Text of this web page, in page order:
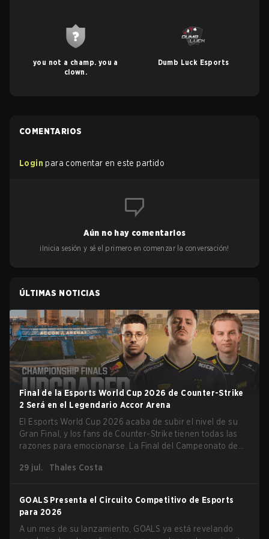
you not a champ. you a
clown.
Dumb Luck Esports
COMENTARIOS
Login para comentar en este partido
Aún no hay comentarios
¡Inicia sesión y sé el primero en comenzar la conversación!
ÚLTIMAS NOTICIAS
Final de la Esports World Cup 2026 de Counter-Strike
2 Será en el Legendario Accor Arena
El Esports World Cup 2026 acaba de subir el nivel de su
Gran Final, y los fans de Counter-Strike tienen todas las
razones para emocionarse. La Final del Campeonato de
histórico Accor Arena de París, marcando el capítulo final
29 jul. Thales Costa
GOALS Presenta el Circuito Competitivo de Esports
para 2026
A un mes de su lanzamiento, GOALS ya está revelando